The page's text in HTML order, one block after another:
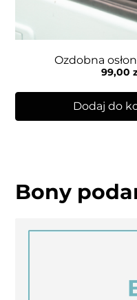
Ozdobna
99,00
Dodaj do
Bony